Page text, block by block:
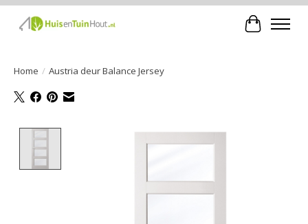
Home / Austria deur Balance Jersey
Product image slideshow Items